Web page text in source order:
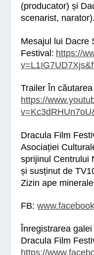
(producator) și
scenarist, narator).
Mesajul lui Dacre
Festival: https://
Trailer În
https://
Dracula Film
Asociației
sprijinul Centrului
și susținut de
Zizin ape
FB:
Înregistrarea
Dracula Film
https://